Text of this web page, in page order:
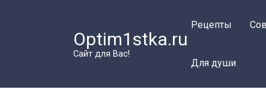
Optim1stka.ru
Сайт для Вас!
Рецепты
Для души